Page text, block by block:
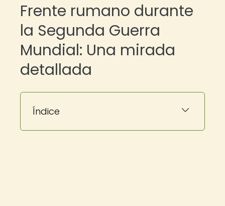
Frente rumano durante
la Segunda Guerra
Mundial: Una mirada
detallada
Índice